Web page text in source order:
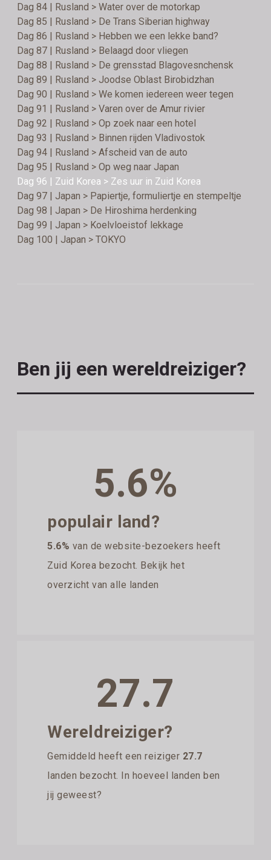
Dag 84 | Rusland > Water over de motorkap
Dag 85 | Rusland > De Trans Siberian highway
Dag 86 | Rusland > Hebben we een lekke band?
Dag 87 | Rusland > Belaagd door vliegen
Dag 88 | Rusland > De grensstad Blagovesnchensk
Dag 89 | Rusland > Joodse Oblast Birobidzhan
Dag 90 | Rusland > We komen iedereen weer tegen
Dag 91 | Rusland > Varen over de Amur rivier
Dag 92 | Rusland > Op zoek naar een hotel
Dag 93 | Rusland > Binnen rijden Vladivostok
Dag 94 | Rusland > Afscheid van de auto
Dag 95 | Rusland > Op weg naar Japan
Dag 96 | Zuid Korea > Zes uur in Zuid Korea
Dag 97 | Japan > Papiertje, formuliertje en stempeltje
Dag 98 | Japan > De Hiroshima herdenking
Dag 99 | Japan > Koelvloeistof lekkage
Dag 100 | Japan > TOKYO
Ben jij een wereldreiziger?
5.6%
populair land?
5.6% van de website-bezoekers heeft
Zuid Korea bezocht. Bekijk het
overzicht van alle landen
27.7
Wereldreiziger?
Gemiddeld heeft een reiziger 27.7
landen bezocht. In hoeveel landen ben
jij geweest?